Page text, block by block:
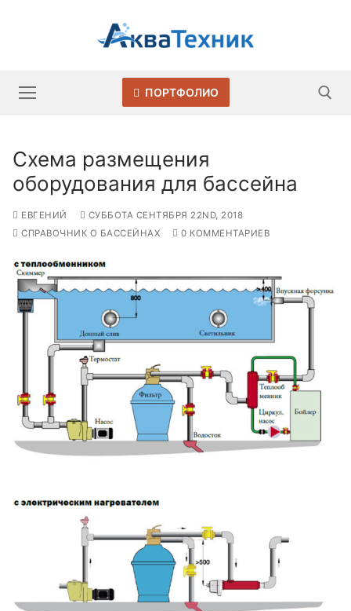
ПОРТФОЛИО
Искать:
Схема размещения
оборудования для бассейна
ЕВГЕНИЙ
СУББОТА СЕНТЯБРЯ 22ND, 2018
СПРАВОЧНИК О БАССЕЙНАХ
0 КОММЕНТАРИЕВ